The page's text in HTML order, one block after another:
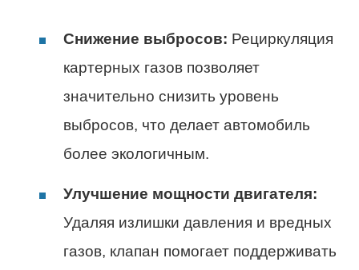
Снижение выбросов: Рециркуляция
картерных газов позволяет
значительно снизить уровень
выбросов, что делает автомобиль
более экологичным.
Улучшение мощности двигателя:
Удаляя излишки давления и вредных
газов, клапан помогает поддерживать